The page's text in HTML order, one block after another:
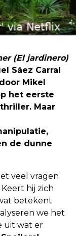
(El jardinero)
Sáez Carral
Mikel
het eerste
Maar
de dunne
veel vragen
hij zich
betekent
we het
uit wat er